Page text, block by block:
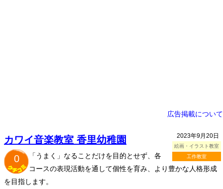
広告掲載について
2023年9月20日
絵画・イラスト教室
工作教室
カワイ音楽教室 香里幼稚園
0
「うまく」なることだけを目的とせず、各
コースの表現活動を通して個性を育み、より豊かな人格形成
を目指します。